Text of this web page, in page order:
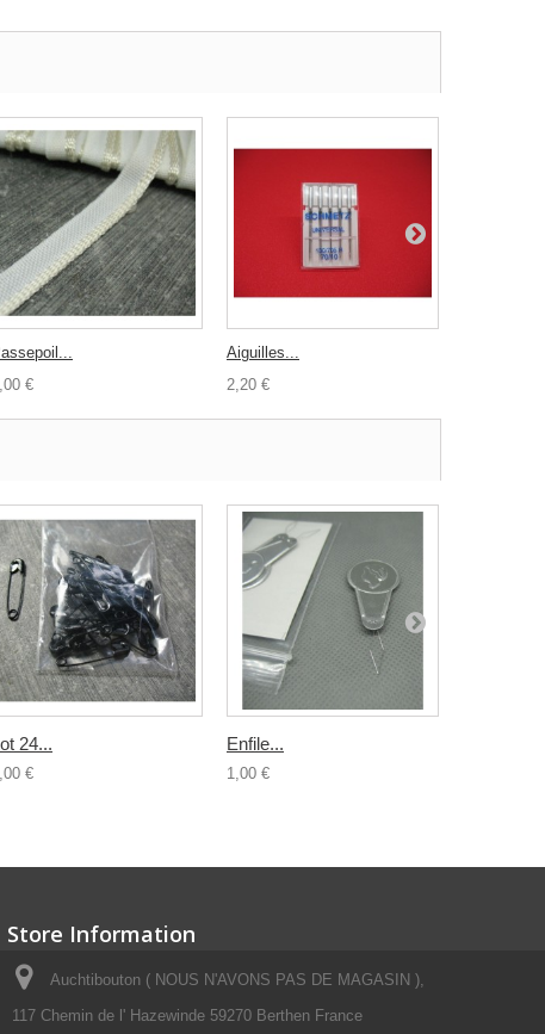
€
Aiguilles...
2,20 €
24...
€
Enfile...
1,00 €
Store Information
Auchtibouton ( NOUS N'AVONS PAS DE MAGASIN ),
117 Chemin de l' Hazewinde 59270 Berthen France